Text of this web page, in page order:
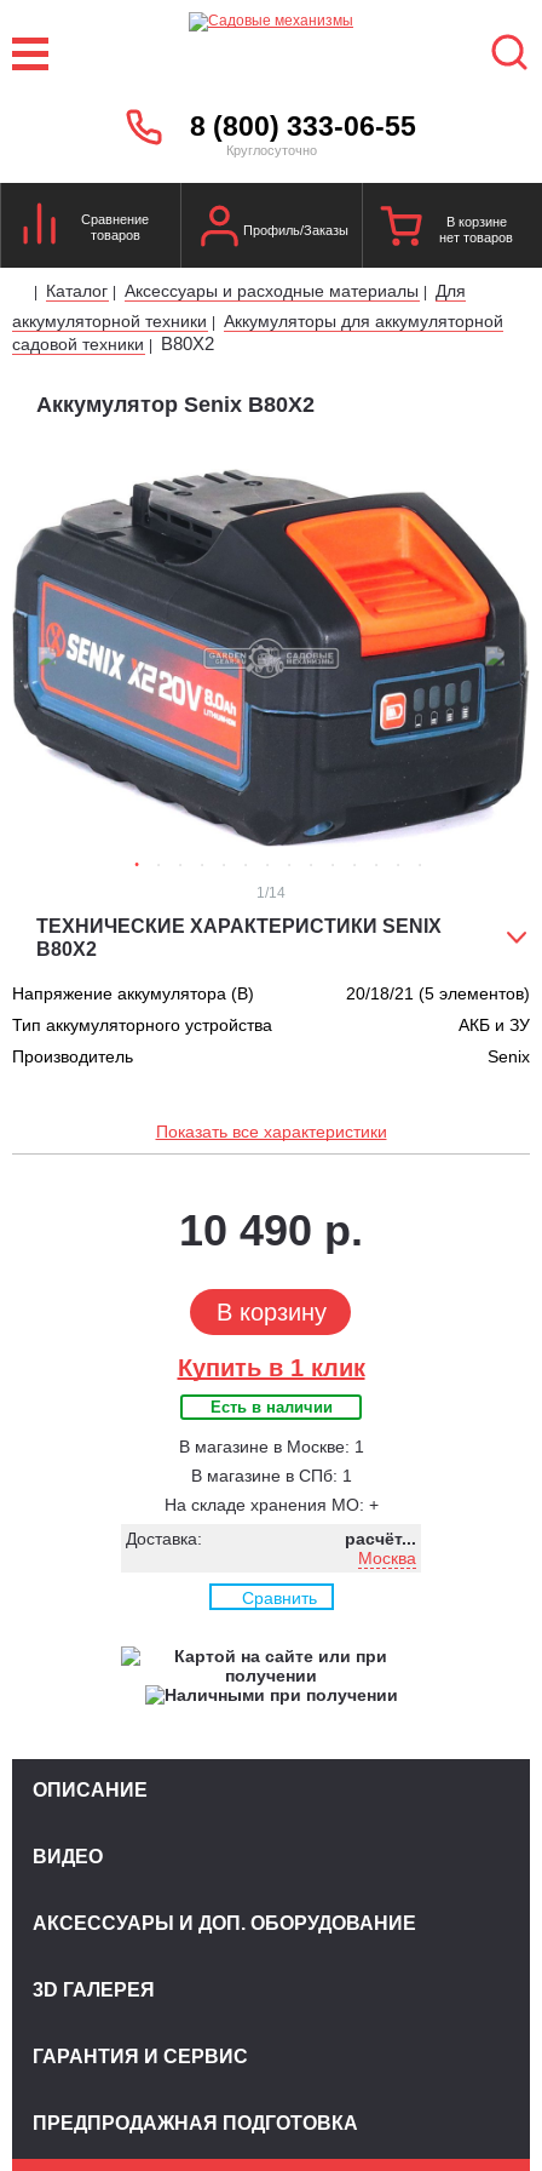
8 (800) 333-06-55
Круглосуточно
Сравнение
товаров
Профиль/Заказы
В корзине
нет товаров
| Каталог | Аксессуары и расходные материалы |
Для
аккумуляторной техники | Аккумуляторы для аккумуляторной
садовой техники | B80X2
Аккумулятор Senix B80X2
1/14
ТЕХНИЧЕСКИЕ ХАРАКТЕРИСТИКИ SENIX
B80X2
Напряжение аккумулятора (В)
20/18/21 (5 элементов)
Тип аккумуляторного устройства
АКБ и ЗУ
Производитель
Senix
Показать все характеристики
10 490 р.
В корзину
Купить в 1 клик
Есть в наличии
В магазине в Москве: 1
В магазине в СПб: 1
На складе хранения МО: +
Доставка:
расчёт...
Москва
Сравнить
ОПИСАНИЕ
ВИДЕО
АКСЕССУАРЫ И ДОП. ОБОРУДОВАНИЕ
3D ГАЛЕРЕЯ
ГАРАНТИЯ И СЕРВИС
ПРЕДПРОДАЖНАЯ ПОДГОТОВКА